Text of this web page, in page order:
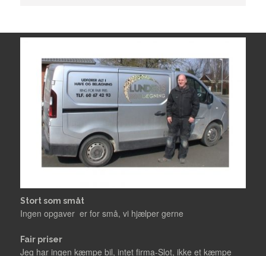
Stort som småt
Ingen opgaver er for små, vi hjælper gerne
Fair priser
Jeg har ingen kæmpe bil, intet firma-Slot, ikke et kæmpe